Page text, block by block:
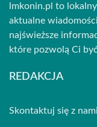
lmkonin.pl to
aktualne
najświeższe
które pozwolą Ci
REDAKCJA
Skontaktuj się z